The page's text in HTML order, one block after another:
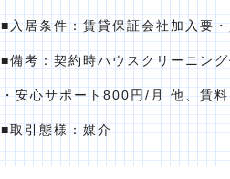
■入居条件：賃貸保証会社加入要
■備考：契約時ハウスクリーニン
・安心サポート800円/月 他、賃
■取引態様：媒介